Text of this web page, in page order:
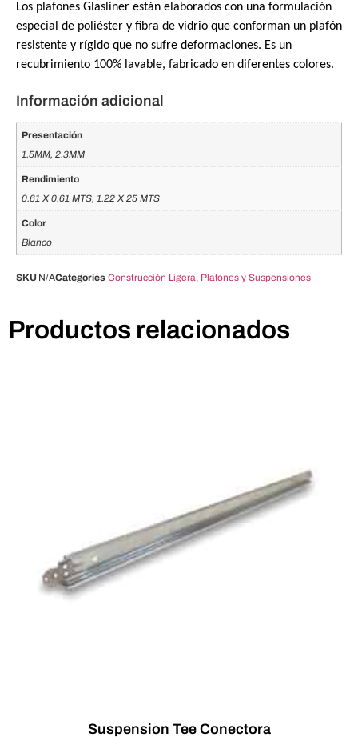
Los plafones Glasliner están elaborados con una formulación
especial de poliéster y fibra de vidrio que conforman un plafón
resistente y rígido que no sufre deformaciones. Es un
recubrimiento 100% lavable, fabricado en diferentes colores.
Información adicional
Presentación
1.5MM, 2.3MM
Rendimiento
0.61 X 0.61 MTS, 1.22 X 25 MTS
Color
Blanco
SKU N/ACategories Construcción Ligera, Plafones y Suspensiones
Productos relacionados
Suspension Tee Conectora